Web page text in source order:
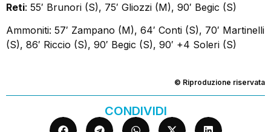
Reti: 55′ Brunori (S), 75′ Gliozzi (M), 90′ Begic (S)
Ammoniti: 57′ Zampano (M), 64′ Conti (S), 70′ Martinelli
(S), 86′ Riccio (S), 90′ Begic (S), 90′ +4 Soleri (S)
© Riproduzione riservata
CONDIVIDI